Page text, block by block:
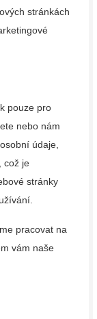
stránkách
pouze pro
nebo nám
údaje,
což je
stránky
pracovat na
vám naše